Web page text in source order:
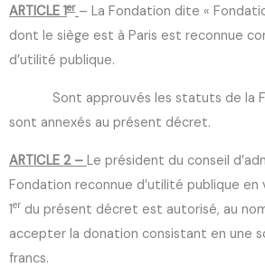
ARTICLE 1er – La Fondation dite «
dont le siège est à Paris est reconnue
d’utilité publique.
Sont approuvés les statuts de la
sont annexés au présent décret.
ARTICLE 2 – Le président du conseil
Fondation reconnue d’utilité publique en
1er du présent décret est autorisé, au
accepter la donation consistant en une
francs.